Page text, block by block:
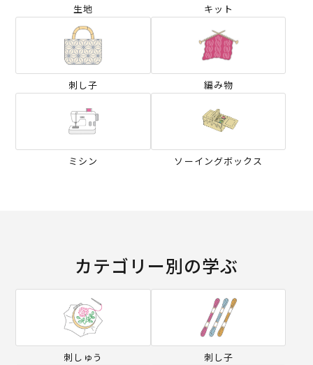
生地 キット
刺し子 編み物
ミシン ソーイングボックス
カテゴリー別の学ぶ
刺しゅう 刺し子